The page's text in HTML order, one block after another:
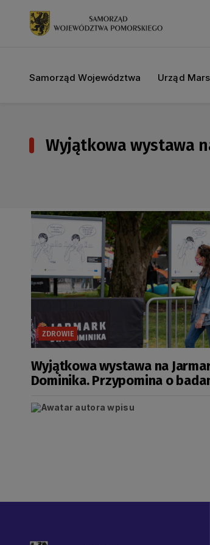
Samorząd Województwa Urząd
Wyjątkowa wystawa
ZDROWIE
Wyjątkowa wystawa na
Dominika. Przypomina o